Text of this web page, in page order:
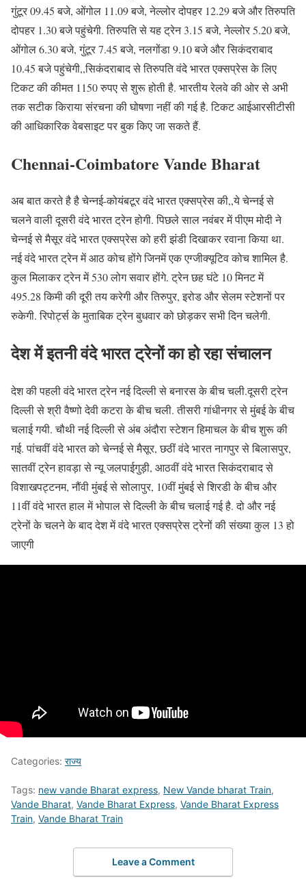
गुंटूर 09.45 बजे, ओंगोल 11.09 बजे, नेल्लोर दोपहर 12.29 बजे और तिरुपति
दोपहर 1.30 बजे पहुंचेगी. तिरुपति से यह ट्रेन 3.15 बजे, नेल्लोर 5.20 बजे,
ओंगोल 6.30 बजे, गुंटूर 7.45 बजे, नलगोंडा 9.10 बजे और सिकंदराबाद
10.45 बजे पहुंचेगी,,सिकंदराबाद से तिरुपति वंदे भारत एक्सप्रेस के लिए
टिकट की कीमत 1150 रुपए से शुरू होती है. भारतीय रेलवे की ओर से अभी
तक सटीक किराया संरचना की घोषणा नहीं की गई है. टिकट आईआरसीटीसी
की आधिकारिक वेबसाइट पर बुक किए जा सकते हैं.
Chennai-Coimbatore Vande Bharat
अब बात करते है है चेन्नई-कोयंबटूर वंदे भारत एक्सप्रेस की,,ये चेन्नई से
चलने वाली दूसरी वंदे भारत ट्रेन होगी. पिछले साल नवंबर में पीएम मोदी ने
चेन्नई से मैसूर वंदे भारत एक्सप्रेस को हरी झंडी दिखाकर रवाना किया था.
नई वंदे भारत ट्रेन में आठ कोच होंगे जिनमें एक एग्जीक्यूटिव कोच शामिल है.
कुल मिलाकर ट्रेन में 530 लोग सवार होंगे. ट्रेन छह घंटे 10 मिनट में
495.28 किमी की दूरी तय करेगी और तिरुपुर, इरोड और सेलम स्टेशनों पर
रुकेगी. रिपोर्ट्स के मुताबिक ट्रेन बुधवार को छोड़कर सभी दिन चलेगी.
देश में इतनी वंदे भारत ट्रेनों का हो रहा संचालन
देश की पहली वंदे भारत ट्रेन नई दिल्‍ली से बनारस के बीच चली.दूसरी ट्रेन
दिल्ली से श्री वैष्णो देवी कटरा के बीच चली. तीसरी गांधीनगर से मुंबई के बीच
चलाई गयी. चौथी नई दिल्ली से अंब अंदौरा स्टेशन हिमाचल के बीच शुरू की
गई. पांचवीं वंदे भारत को चेन्‍नई से मैसूर, छठीं वंदे भारत नागपुर से बिलासपुर,
सातवीं ट्रेन हावड़ा से न्यू जलपाईगुड़ी, आठवीं वंदे भारत सिकंदराबाद से
विशाखपट्टनम, नौंवी मुंबई से सोलापुर, 10वीं मुंबई से शिरडी के बीच और
11वीं वंदे भारत हाल में भोपाल से दिल्ली के बीच चलाई गई है. दो और नई
ट्रेनों के चलने के बाद देश में वंदे भारत एक्सप्रेस ट्रेनों की संख्या कुल 13 हो
जाएगी
Categories: राज्य
Tags: new vande Bharat express, New Vande bharat Train,
Vande Bharat, Vande Bharat Express, Vande Bharat Express
Train, Vande Bharat Train
Leave a Comment